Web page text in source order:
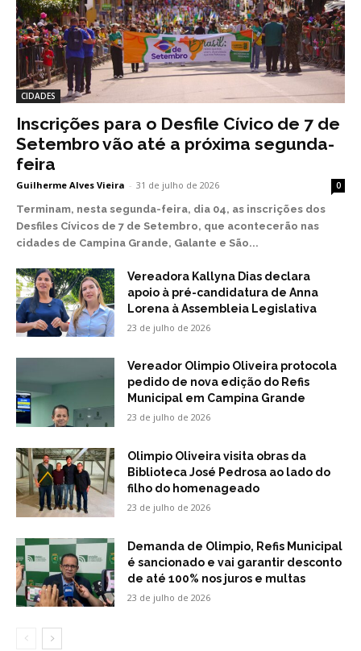
CIDADES
Inscrições para o Desfile Cívico de 7 de
Setembro vão até a próxima segunda-
feira
Guilherme Alves Vieira - 31 de julho de 2026 0
Terminam, nesta segunda-feira, dia 04, as inscrições dos
Desfiles Cívicos de 7 de Setembro, que acontecerão nas
cidades de Campina Grande, Galante e São...
Vereadora Kallyna Dias declara
apoio à pré-candidatura de Anna
Lorena à Assembleia Legislativa
23 de julho de 2026
Vereador Olimpio Oliveira protocola
pedido de nova edição do Refis
Municipal em Campina Grande
23 de julho de 2026
Olimpio Oliveira visita obras da
Biblioteca José Pedrosa ao lado do
filho do homenageado
23 de julho de 2026
Demanda de Olimpio, Refis Municipal
é sancionado e vai garantir desconto
de até 100% nos juros e multas
23 de julho de 2026